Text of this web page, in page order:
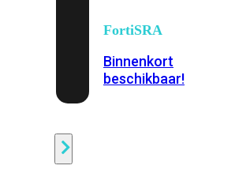
FortiSRA
Binnenkort
beschikbaar!